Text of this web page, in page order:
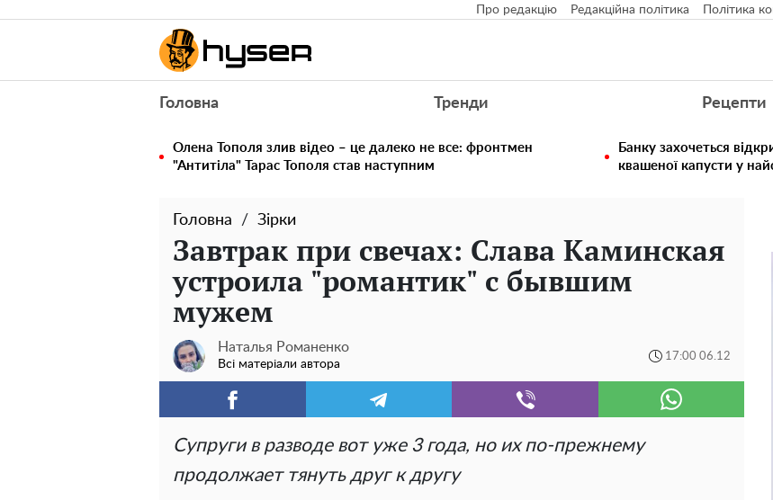
Про редакцію Редакційна політика Політика
Головна Тренди Рецепти
Олена Тополя злив відео – це далеко не все: фронтмен
"Антитіла" Тарас Тополя став наступним
Банку захочеться
квашеної капусти у
Головна Зірки
Завтрак при свечах: Слава Каминская
устроила "романтик" с бывшим
мужем
Наталья Романенко
Всі матеріали автора
17:00 06.12
Супруги в разводе вот уже 3 года, но их по-прежнему
продолжает тянуть друг к другу